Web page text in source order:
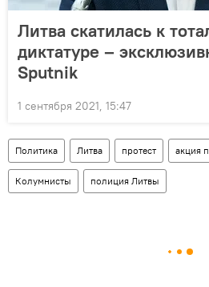
Литва скатилась к
диктатуре –
Sputnik
1 сентября 2021, 15:47
Политика Литва протест акция
Колумнисты полиция Литвы